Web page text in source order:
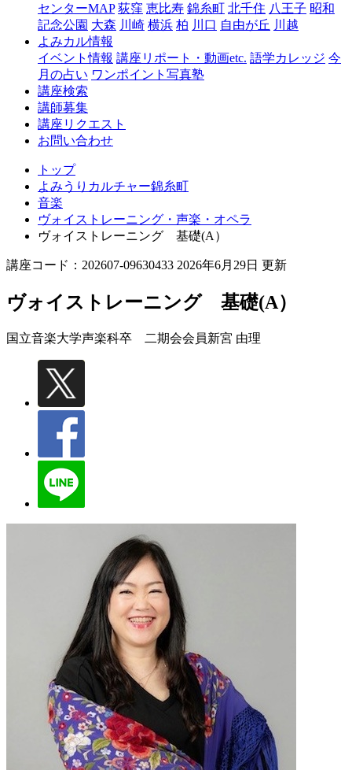
糸
センターMAP 荻窪 恵比寿 錦糸町 北千住 八王子 昭和
記念公園 大森 川崎 横浜 柏 川口 自由が丘 川越
よみカル情報
イベント情報 講座リポート・動画etc. 語学カレッジ 今
月の占い ワンポイント写真塾
講座検索
講師募集
講座リクエスト
お問い合わせ
トップ
よみうりカルチャー錦糸町
音楽
ヴォイストレーニング・声楽・オペラ
ヴォイストレーニング 基礎(A）
講座コード：202607-09630433 2026年6月29日 更新
ヴォイストレーニング 基礎(A）
国立音楽大学声楽科卒 二期会会員新宮 由理